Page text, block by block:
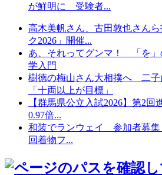
が鮮明に 受験者...
高木美帆さん、古田敦也さん
ク2026」開催...
あ、それってグンマ！ 「を」
学入門
樹徳の梅山さん大相撲へ 二
「十両以上が目標」
【群馬県公立入試2026】第2
0.97倍...
和装でランウェイ 参加者募集
回着物フ...